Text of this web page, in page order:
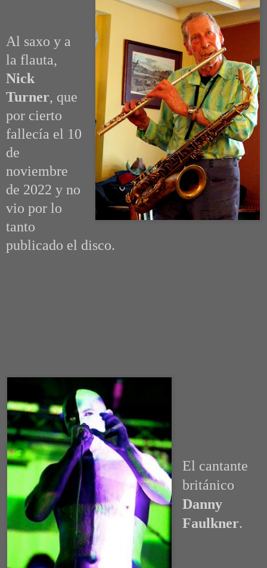
Al saxo y a
la flauta,
Nick
Turner, que
por cierto
fallecía el 10
de
noviembre
de 2022 y no
vio por lo
tanto
publicado el disco.
El cantante
británico
Danny
Faulkner.